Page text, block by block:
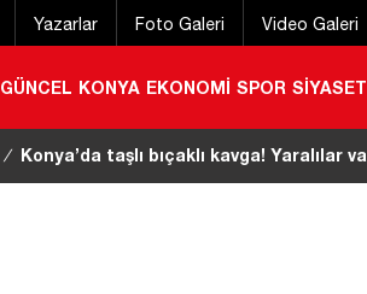
Yazarlar Foto Galeri Video Galeri
GÜNCEL KONYA EKONOMİ SPOR SİYASET
/ Konya Bisiklet Festivali başladı |